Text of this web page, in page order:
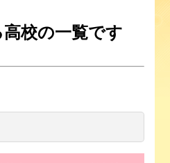
高校の一覧です